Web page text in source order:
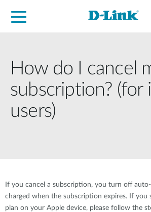
How do I cancel
subscription? (for
users)
If you cancel a subscription, you turn off
charged when the subscription expires. If you
plan on your Apple device, please follow the